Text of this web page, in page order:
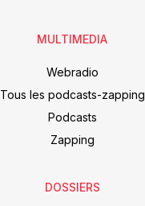
MULTIMEDIA
Webradio
Tous les podcasts-zapping
Podcasts
Zapping
DOSSIERS